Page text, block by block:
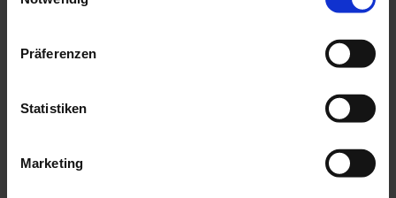
Präferenzen
Statistiken
Marketing